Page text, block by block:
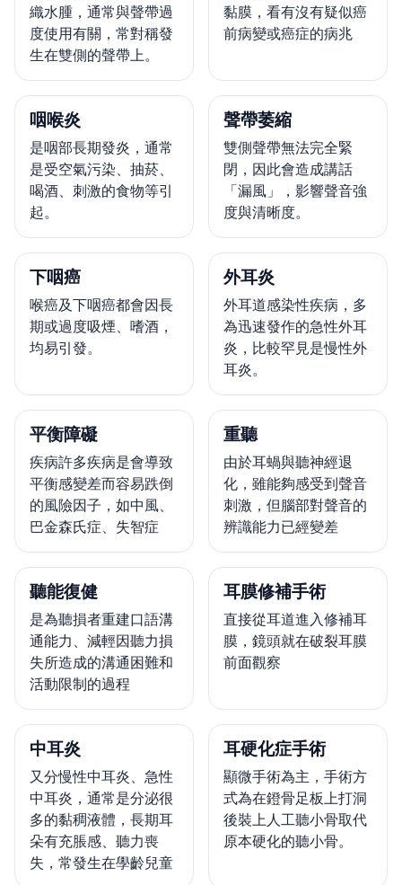
織水腫，通常與聲帶過
度使用有關，常對稱發
生在雙側的聲帶上。
黏膜，看有沒有疑似癌
前病變或癌症的病兆
咽喉炎
是咽部長期發炎，通常
是受空氣污染、抽菸、
喝酒、刺激的食物等引
起。
聲帶萎縮
雙側聲帶無法完全緊
閉，因此會造成講話
「漏風」，影響聲音強
度與清晰度。
下咽癌
喉癌及下咽癌都會因長
期或過度吸煙、嗜酒，
均易引發。
外耳炎
外耳道感染性疾病，多
為迅速發作的急性外耳
炎，比較罕見是慢性外
耳炎。
平衡障礙
疾病許多疾病是會導致
平衡感變差而容易跌倒
的風險因子，如中風、
巴金森氏症、失智症
重聽
由於耳蝸與聽神經退
化，雖能夠感受到聲音
刺激，但腦部對聲音的
辨識能力已經變差
聽能復健
是為聽損者重建口語溝
通能力、減輕因聽力損
失所造成的溝通困難和
活動限制的過程
耳膜修補手術
直接從耳道進入修補耳
膜，鏡頭就在破裂耳膜
前面觀察
中耳炎
又分慢性中耳炎、急性
中耳炎，通常是分泌很
多的黏稠液體，長期耳
朵有充脹感、聽力喪
失，常發生在學齡兒童
耳硬化症手術
顯微手術為主，手術方
式為在鐙骨足板上打洞
後裝上人工聽小骨取代
原本硬化的聽小骨。